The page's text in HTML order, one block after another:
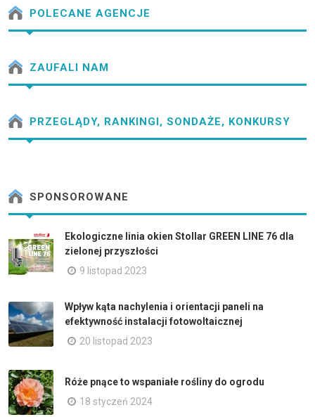
POLECANE AGENCJE
ZAUFALI NAM
PRZEGLĄDY, RANKINGI, SONDAŻE, KONKURSY
SPONSOROWANE
Ekologiczne linia okien Stollar GREEN LINE 76 dla
zielonej przyszłości
9 listopad 2023
Wpływ kąta nachylenia i orientacji paneli na
efektywność instalacji fotowoltaicznej
20 listopad 2023
Róże pnące to wspaniałe rośliny do ogrodu
18 styczeń 2024